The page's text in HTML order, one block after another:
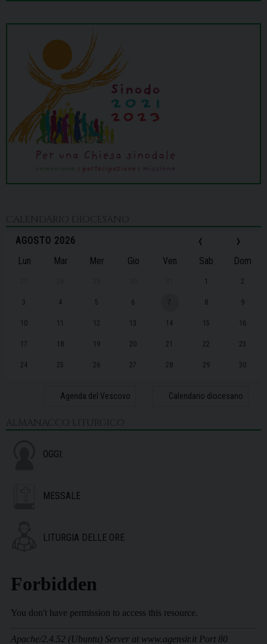
CALENDARIO DIOCESANO
‹
AGOSTO 2026 ›
Lun Mar Mer Gio Ven Sab Dom
1 2
3 4 5 6 7 8 9
10 11 12 13 14 15 16
17 18 19 20 21 22 23
24 25 26 27 28 29 30
Agenda del Vescovo Calendario diocesano
ALMANACCO LITURGICO
OGGI:
MESSALE
LITURGIA DELLE ORE